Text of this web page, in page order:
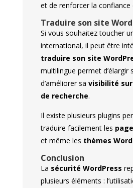
et de renforcer la confiance
Traduire son site
Si vous souhaitez toucher
international, il peut être
traduire son site
multilingue permet d’élargir
d’améliorer sa visibilité
de recherche.
Il existe plusieurs plugins
traduire facilement les
et même les thèmes
Conclusion
La sécurité WordPress
plusieurs éléments :